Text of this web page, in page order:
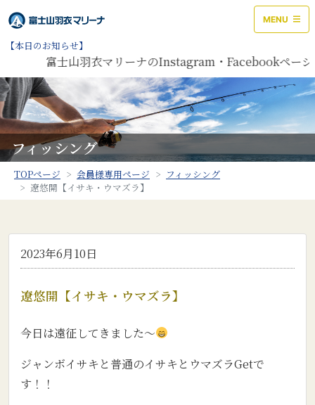
MENU
【本日のお知らせ】
富士山羽衣マリーナのInstagram・Facebookページ
フィッシング
TOPページ 会員様専用ページ
フィッシング
遼悠開【イサキ・ウマズラ】
2023年6月10日
遼悠開【イサキ・ウマズラ】
今日は遠征してきました～
ジャンボイサキと普通のイサキとウマズラGetで
す！！